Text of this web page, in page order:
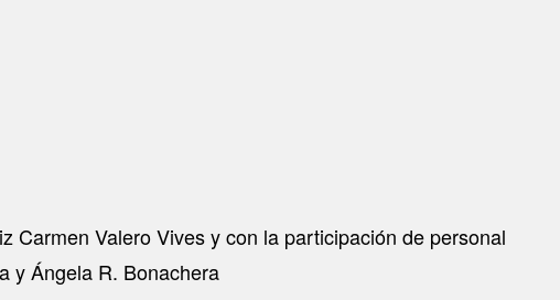
Carmen Valero Vives y con la participación de personal
y Ángela R. Bonachera